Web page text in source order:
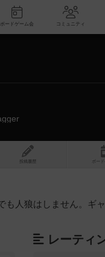
ー ボードゲーム会
投稿履歴 ボ
も人狼はしません。ギ
レーティ